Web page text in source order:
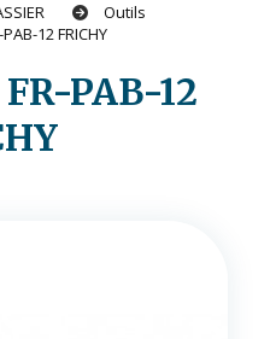
Outils
12 FRICHY